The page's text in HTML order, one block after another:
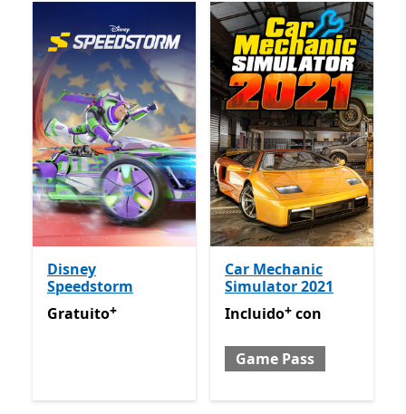
Disney
Speedstorm
GratuitoOfertas en compras de aplicaciones
Gratuito+
Car Mechanic
Simulator 2021
Incluido con Game Pass
Incluido+ con
Game Pass